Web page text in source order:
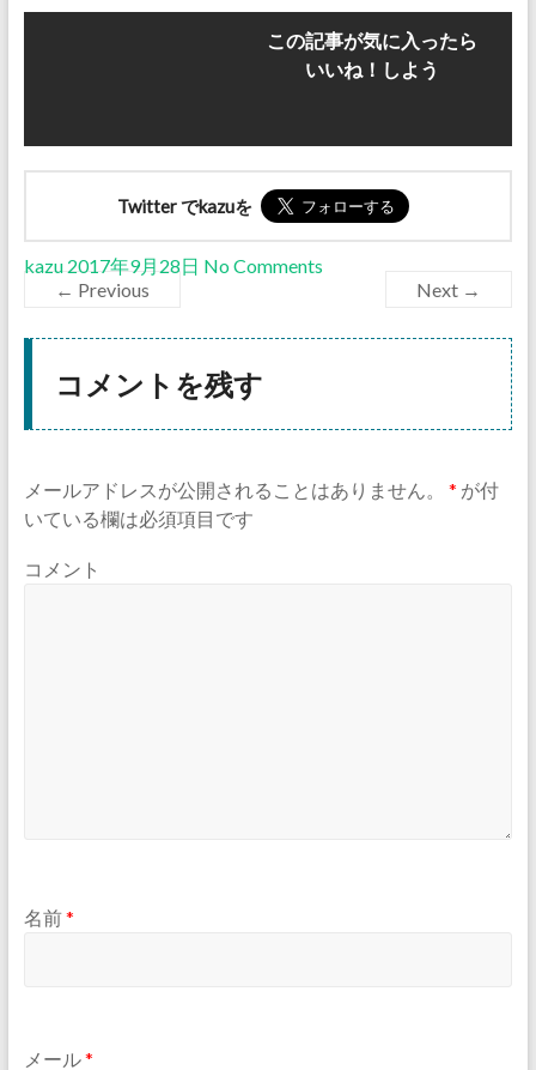
この記事が気に入ったら
いいね！しよう
Twitter でkazuを
kazu 2017年9月28日 No Comments
← Previous
Next →
コメントを残す
メールアドレスが公開されることはありません。 * が付
いている欄は必須項目です
コメント
名前*
メール*